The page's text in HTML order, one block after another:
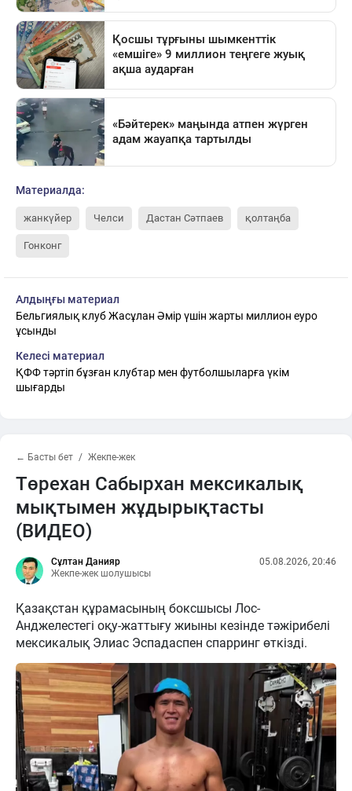
Материалда:
жанкүйер Челси Дастан Сәтпаев қолтаңба
Гонконг
Алдыңғы материал
Бельгиялық клуб Жасұлан Әмір үшін жарты миллион еуро
ұсынды
Келесі материал
ҚФФ тәртіп бұзған клубтар мен футболшыларға үкім
шығарды
← Басты бет Жекпе-жек
Төрехан Сабырхан мексикалық
мықтымен жұдырықтасты
(ВИДЕО)
Сұлтан Данияр
Жекпе-жек шолушысы
05.08.2026, 20:46
Қазақстан құрамасының боксшысы Лос-
Анджелестегі оқу-жаттығу жиыны кезінде тәжірибелі
мексикалық Элиас Эспадаспен спарринг өткізді.